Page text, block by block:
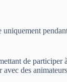
uniquement
de
des